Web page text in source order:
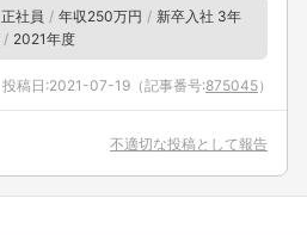
正社員 年収250万円
新卒入社 3年
2021年度
投稿日:2021-07-19 （記事番号:875045）
不適切な投稿として報告